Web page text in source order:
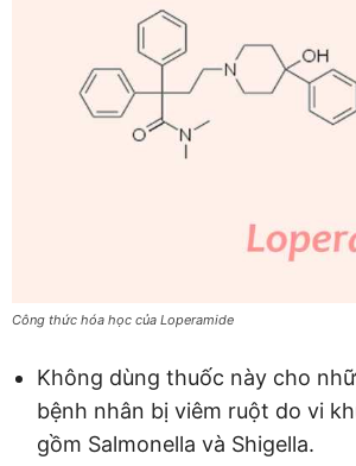
Công thức hóa học của Loperamide
Không dùng thuốc này cho
bệnh nhân bị viêm ruột do vi
gồm Salmonella và Shigella.